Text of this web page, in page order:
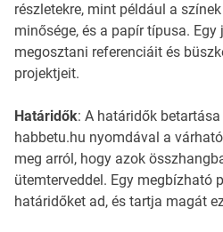
részletekre, mint például a
minősége, és a papír típusa.
megosztani referenciáit és
projektjeit.
Határidők: A határidők
habbetu.hu nyomdával a
meg arról, hogy azok
ütemterveddel. Egy megbízható
határidőket ad, és tartja magát